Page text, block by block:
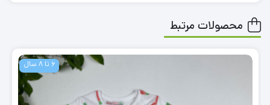
محصولات مرتبط
6 تا 8 سال